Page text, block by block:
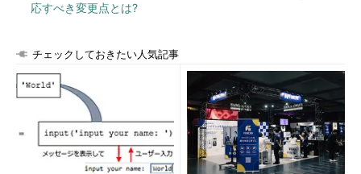
応すべき変更点とは?
チェックしておきたい人気記事